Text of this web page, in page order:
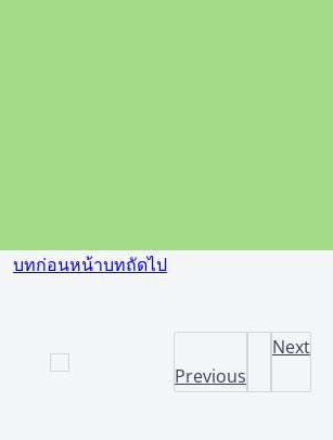
บทก่อนหน้าบทถัดไป
Previous
Next